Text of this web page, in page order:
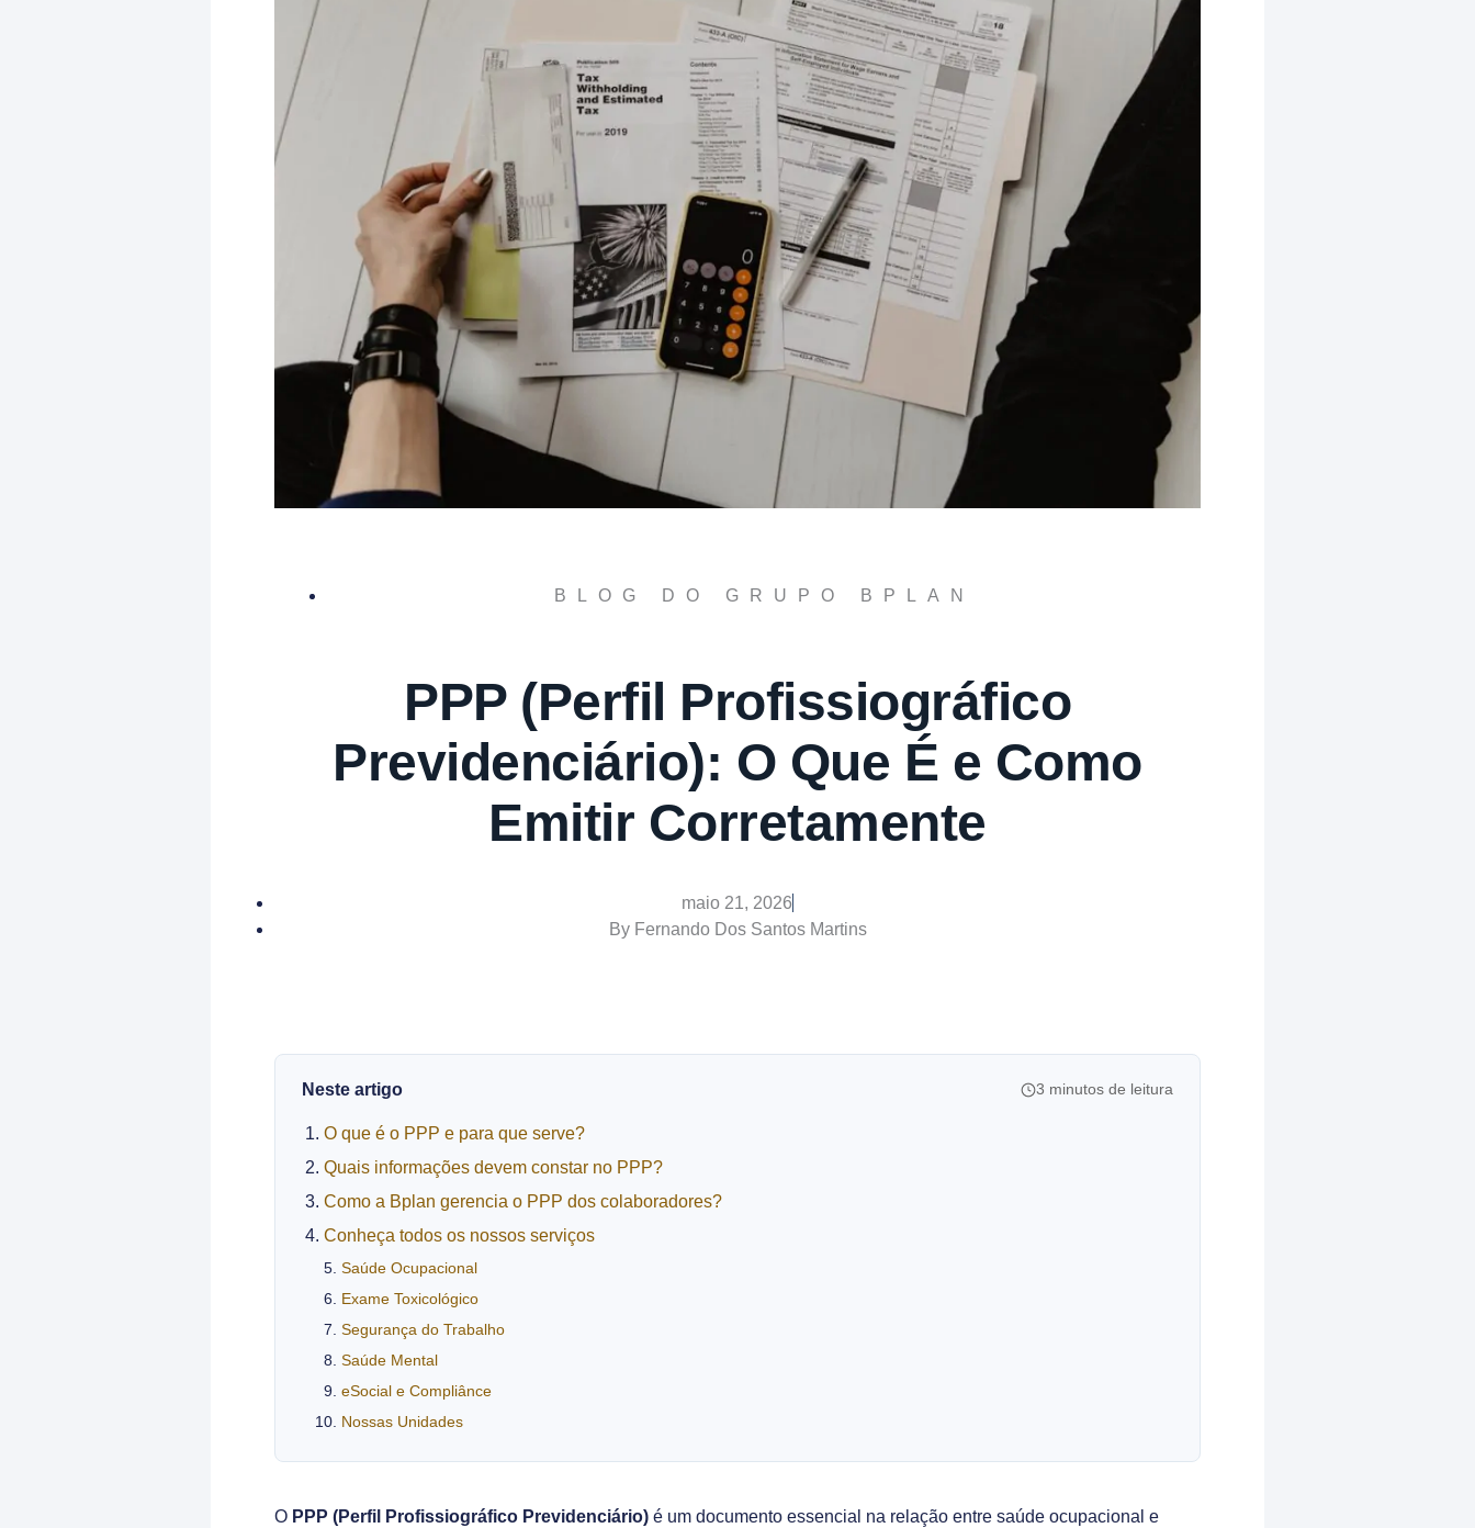
BLOG DO GRUPO BPLAN
PPP (Perfil Profissiográfico
Previdenciário): O Que É e Como
Emitir Corretamente
maio 21, 2026
ByFernando Dos Santos Martins
Neste artigo 3 minutos de leitura
O que é o PPP e para que serve?
Quais informações devem constar no PPP?
Como a Bplan gerencia o PPP dos colaboradores?
Conheça todos os nossos serviços
Saúde Ocupacional
Exame Toxicológico
Segurança do Trabalho
Saúde Mental
eSocial e Compliânce
Nossas Unidades
O PPP (Perfil Profissiográfico Previdenciário)é um documento essencial na relação entre saúde ocupacional e